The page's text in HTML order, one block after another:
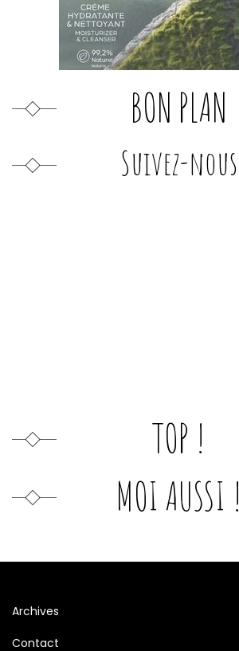
BON PLAN
Suivez-nous
TOP !
MOI AUSSI !
Archives
Contact